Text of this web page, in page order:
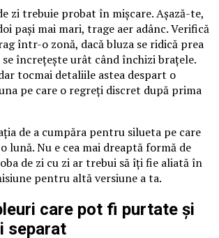
zi trebuie probat în mișcare. Așază-te,
pași mai mari, trage aer adânc. Verifică
într-o zonă, dacă bluza se ridică prea
se încrețește urât când închizi brațele.
tocmai detaliile astea despart o
pe care o regreți discret după prima
de a cumpăra pentru silueta pe care
lună. Nu e cea mai dreaptă formă de
de zi cu zi ar trebui să îți fie aliată în
pentru altă versiune a ta.
care pot fi purtate și
separat